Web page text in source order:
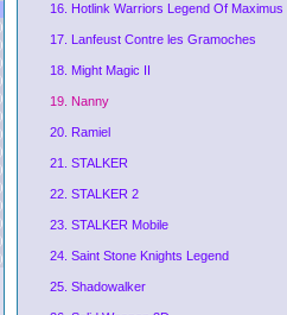
)
)
)
)
)
)
)
)
)
)
)
)
)
)
16. Hotlink Warriors Legend Of Maximus
17. Lanfeust Contre les Gramoches
18. Might Magic II
19. Nanny
20. Ramiel
21. STALKER
22. STALKER 2
23. STALKER Mobile
24. Saint Stone Knights Legend
25. Shadowalker